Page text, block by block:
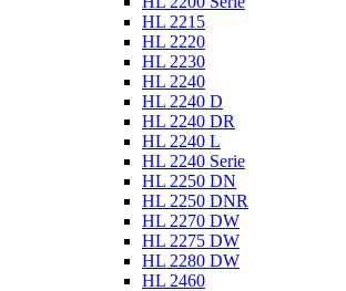
HL 2215
HL 2220
HL 2230
HL 2240
HL 2240 D
HL 2240 DR
HL 2240 L
HL 2240 Serie
HL 2250 DN
HL 2250 DNR
HL 2270 DW
HL 2275 DW
HL 2280 DW
HL 2460